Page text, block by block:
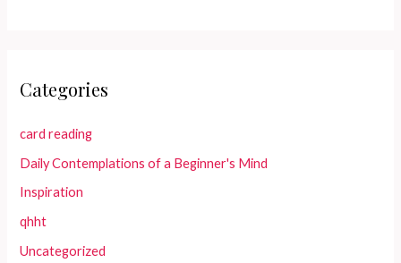
Categories
card reading
Daily Contemplations of a Beginner's Mind
Inspiration
qhht
Uncategorized